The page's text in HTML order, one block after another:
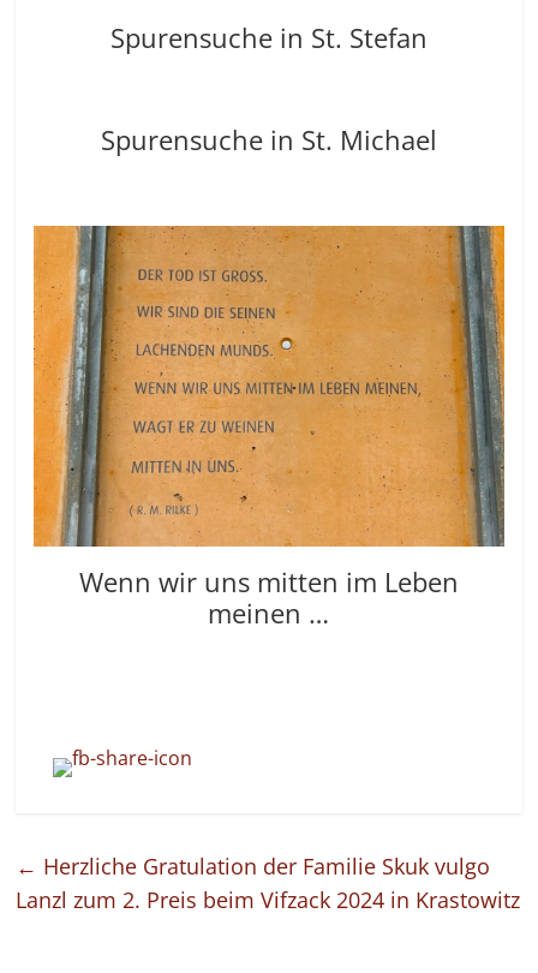
Spurensuche in St. Stefan
Spurensuche in St. Michael
Wenn wir uns mitten im Leben
meinen …
← Herzliche Gratulation der Familie Skuk vulgo
Lanzl zum 2. Preis beim Vifzack 2024 in Krastowitz